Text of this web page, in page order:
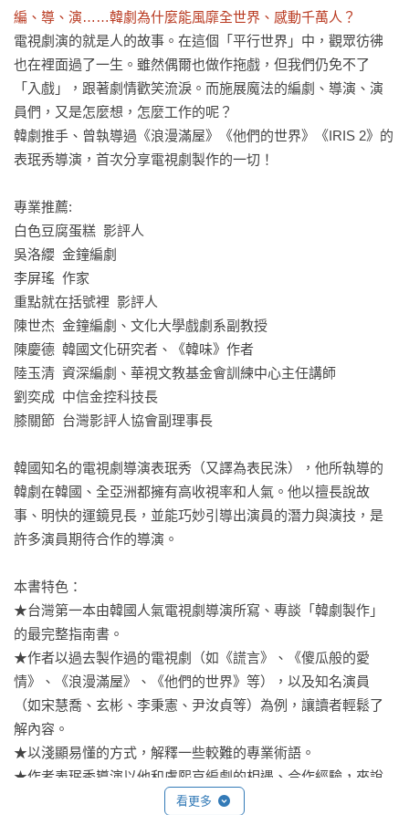
編、導、演……韓劇為什麼能風靡全世界、感動千萬人？
電視劇演的就是人的故事。在這個「平行世界」中，觀眾彷彿
也在裡面過了一生。雖然偶爾也做作拖戲，但我們仍免不了
「入戲」，跟著劇情歡笑流淚。而施展魔法的編劇、導演、演
員們，又是怎麼想，怎麼工作的呢？
韓劇推手、曾執導過《浪漫滿屋》《他們的世界》《IRIS 2》的
表珉秀導演，首次分享電視劇製作的一切！
專業推薦:
白色豆腐蛋糕  影評人
吳洛纓  金鐘編劇
李屏瑤  作家
重點就在括號裡  影評人
陳世杰  金鐘編劇、文化大學戲劇系副教授
陳慶德  韓國文化研究者、《韓味》作者
陸玉清  資深編劇、華視文教基金會訓練中心主任講師
劉奕成  中信金控科技長
膝關節  台灣影評人協會副理事長
韓國知名的電視劇導演表珉秀（又譯為表民洙），他所執導的
韓劇在韓國、全亞洲都擁有高收視率和人氣。他以擅長說故
事、明快的運鏡見長，並能巧妙引導出演員的潛力與演技，是
許多演員期待合作的導演。
本書特色：
★台灣第一本由韓國人氣電視劇導演所寫、專談「韓劇製作」
的最完整指南書。
★作者以過去製作過的電視劇（如《謊言》、《傻瓜般的愛
情》、《浪漫滿屋》、《他們的世界》等），以及知名演員
（如宋慧喬、玄彬、李秉憲、尹汝貞等）為例，讓讀者輕鬆了
解內容。
★以淺顯易懂的方式，解釋一些較難的專業術語。
★作者表珉秀導演以他和盧熙京編劇的相遇、合作經驗，來說
明編劇、導演在早期企劃階段的關鍵角色，以及兩人相知相
看更多